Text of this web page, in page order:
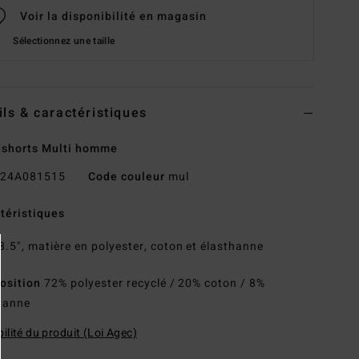
Voir la disponibilité en magasin
Sélectionnez une taille
& caractéristiques
Multi homme
24A081515 Code couleur mul
18.5", matière en polyester, coton et élasthanne
72% polyester recyclé / 20% coton / 8%
du produit (Loi Agec)